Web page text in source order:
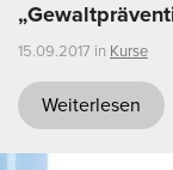
15.09.2017 in Kurse
Weiterlesen